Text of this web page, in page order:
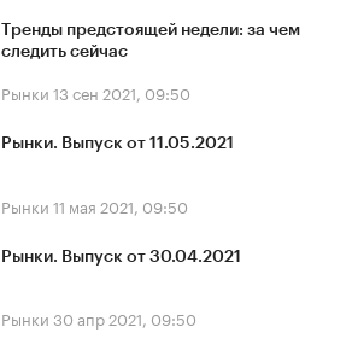
Тренды предстоящей недели: за чем
следить сейчас
Рынки 13 сен 2021, 09:50
Рынки. Выпуск от 11.05.2021
Рынки 11 мая 2021, 09:50
Рынки. Выпуск от 30.04.2021
Рынки 30 апр 2021, 09:50